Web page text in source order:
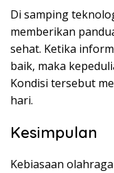
Di samping
memberikan
sehat. Ketika
baik, maka
Kondisi tersebut
hari.
Kesimpulan
Kebiasaan